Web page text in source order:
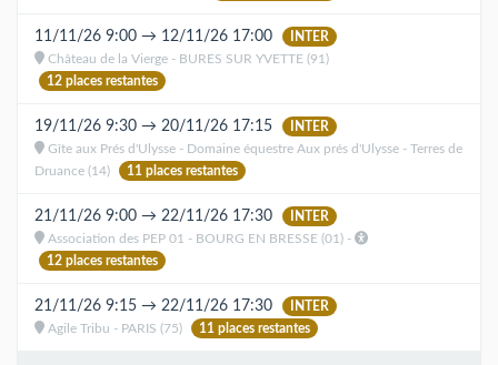
11/11/26 9:00 → 12/11/26 17:00
INTER
Château de la Vierge - BURES SUR YVETTE (91)
12 places restantes
19/11/26 9:30 → 20/11/26 17:15
INTER
Gîte aux Prés d'Ulysse - Domaine équestre Aux prés d'Ulysse - Terres de
Druance (14)
11 places restantes
21/11/26 9:00 → 22/11/26 17:30
INTER
Association des PEP 01 - BOURG EN BRESSE (01) -
12 places restantes
21/11/26 9:15 → 22/11/26 17:30
INTER
Agile Tribu - PARIS (75)
11 places restantes